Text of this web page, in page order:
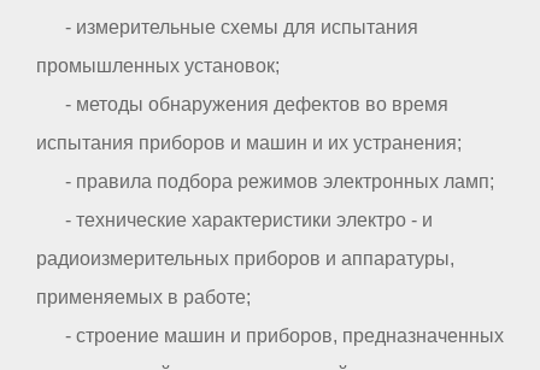
- измерительные схемы для испытания
промышленных установок;
- методы обнаружения дефектов во время
испытания приборов и машин и их устранения;
- правила подбора режимов электронных ламп;
- технические характеристики электро - и
радиоизмерительных приборов и аппаратуры,
применяемых в работе;
- строение машин и приборов, предназначенных